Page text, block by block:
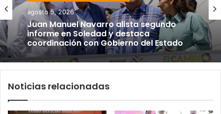
agosto 5, 2026
Juan Manuel Navarro alista segundo
informe en Soledad y destaca
coordinación con Gobierno del Estado
Noticias relacionadas